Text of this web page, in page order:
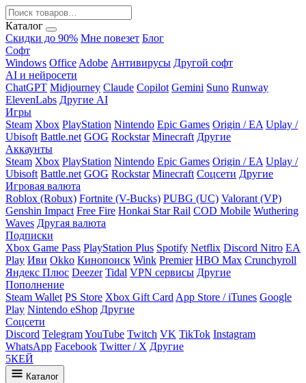
Каталог
Скидки до 90% Мне повезет Блог
Софт
Windows Office Adobe Антивирусы Другой софт
AI и нейросети
ChatGPT Midjourney Claude Copilot Gemini Suno Runway
ElevenLabs Другие AI
Игры
Steam Xbox PlayStation Nintendo Epic Games Origin / EA Uplay /
Ubisoft Battle.net GOG Rockstar Minecraft Другие
Аккаунты
Steam Xbox PlayStation Nintendo Epic Games Origin / EA Uplay /
Ubisoft Battle.net GOG Rockstar Minecraft Соцсети Другие
Игровая валюта
Roblox (Robux) Fortnite (V-Bucks) PUBG (UC) Valorant (VP)
Genshin Impact Free Fire Honkai Star Rail COD Mobile Wuthering
Waves Другая валюта
Подписки
Xbox Game Pass PlayStation Plus Spotify Netflix Discord Nitro EA
Play Иви Okko Кинопоиск Wink Premier HBO Max Crunchyroll
Яндекс Плюс Deezer Tidal VPN сервисы Другие
Пополнение
Steam Wallet PS Store Xbox Gift Card App Store / iTunes Google
Play Nintendo eShop Другие
Соцсети
Discord TelegramYouTube Twitch VK TikTok Instagram
WhatsApp Facebook Twitter / X Другие
5КЕЙ
Каталог